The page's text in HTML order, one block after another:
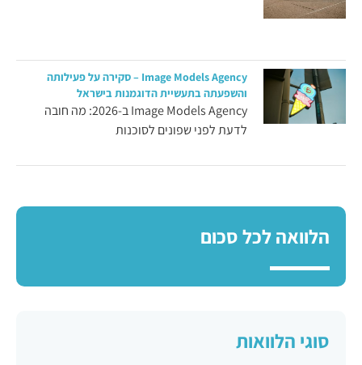
Image Models Agency – סקירה על פעילותה
והשפעתה בתעשיית הדוגמנות בישראל
Image Models Agency ב-2026: מה חובה
לדעת לפני שפונים לסוכנות
הלוואה לכל סכום
סוגי הלוואות